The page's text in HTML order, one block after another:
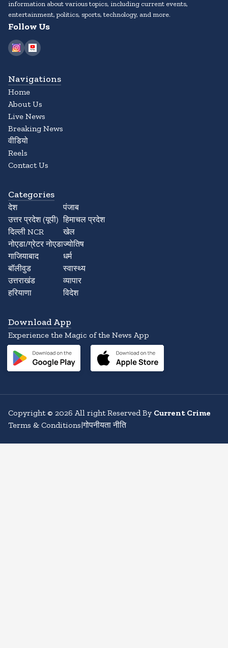
information about various topics, including current events,
entertainment, politics, sports, technology, and more.
Follow Us
Navigations
Home
About Us
Live News
Breaking News
वीडियो
Reels
Contact Us
Categories
देश
उत्तर प्रदेश (यूपी)
दिल्ली NCR
नोएडा/ग्रेटर नोएडा
गाजियाबाद
बॉलीवुड
उत्तराखंड
हरियाणा
पंजाब
हिमाचल प्रदेश
खेल
ज्योतिष
धर्म
स्वास्थ्य
व्यापार
विदेश
Download App
Experience the Magic of the News App
Copyright© 2026 All right Reserved By Current Crime
Terms & Conditions|गोपनीयता नीति